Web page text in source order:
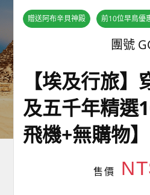
贈送阿布辛貝神殿 前10位早鳥優
團號
【埃及行旅
及五千年精選
飛機+無購物】
售價